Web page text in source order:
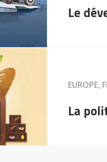
Le
EUROPE,
La